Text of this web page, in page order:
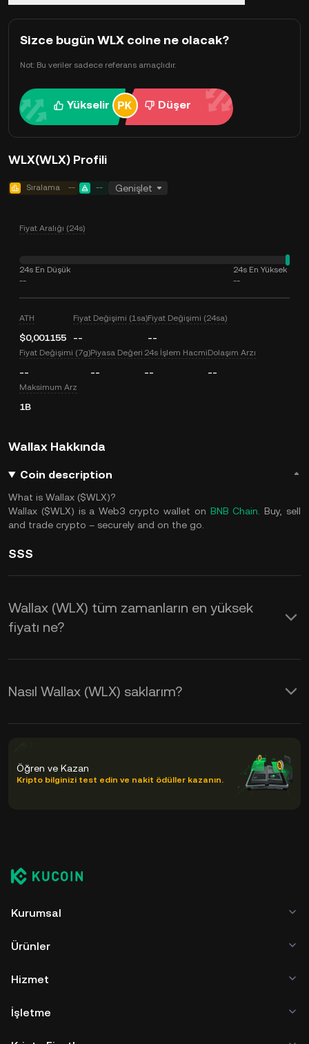
Sizce bugün WLX coine ne olacak?
Not: Bu veriler sadece referans amaçlıdır.
Yükselir Düşer
WLX(WLX) Profili
Sıralama -- -- Genişlet
Fiyat Aralığı (24s)
24s En Düşük
--
24s En Yüksek
--
ATH
$0,001155
Fiyat Değişimi (1sa)
--
Fiyat Değişimi (24sa)
--
Fiyat Değişimi (7g)
--
Piyasa Değeri
--
24s İşlem Hacmi
--
Dolaşım Arzı
--
Maksimum Arz
1B
Wallax Hakkında
Coin description
What is Wallax ($WLX)?
Wallax ($WLX) is a Web3 crypto wallet on BNB Chain . Buy, sell
and trade crypto – securely and on the go.
SSS
Wallax (WLX) tüm zamanların en yüksek
fiyatı ne?
Nasıl Wallax (WLX) saklarım?
Öğren ve Kazan
Kripto bilginizi test edin ve nakit ödüller kazanın.
Kurumsal
Ürünler
Hizmet
İşletme